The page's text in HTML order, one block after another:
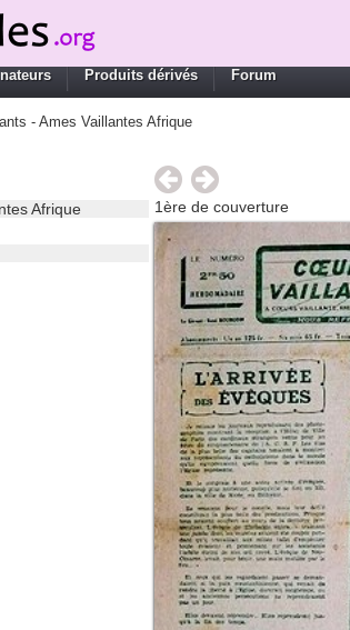
Produits dérivés Forum
- Ames Vaillantes Afrique
Afrique
1ère de couverture